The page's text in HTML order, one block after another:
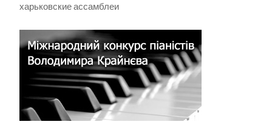
харьковские ассамблеи